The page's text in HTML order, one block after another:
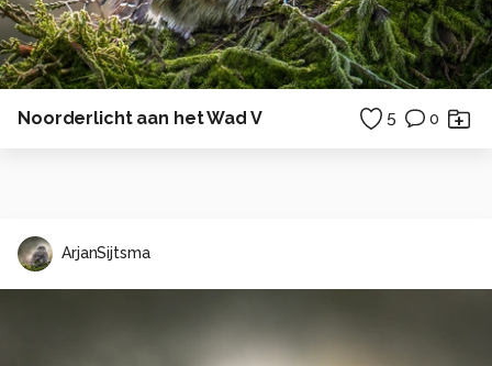
Noorderlicht aan het Wad V 5 0
ArjanSijtsma